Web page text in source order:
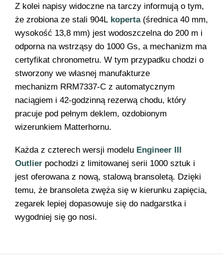
Z kolei napisy widoczne na tarczy informują o tym,
że zrobiona ze stali 904L koperta(średnica 40 mm,
wysokość 13,8 mm) jest wodoszczelna do 200 m i
odporna na wstrząsy do 1000 Gs, a mechanizm ma
certyfikat chronometru. W tym przypadku chodzi o
stworzony we własnej manufakturze
mechanizm RRM7337-C z automatycznym
naciągiem i 42-godzinną rezerwą chodu, który
pracuje pod pełnym deklem, ozdobionym
wizerunkiem Matterhornu.
Każda z czterech wersji modelu Engineer III
Outlier pochodzi z limitowanej serii 1000 sztuk i
jest oferowana z nową, stalową bransoletą. Dzięki
temu, że bransoleta zwęża się w kierunku zapięcia,
zegarek lepiej dopasowuje się do nadgarstka i
wygodniej się go nosi.